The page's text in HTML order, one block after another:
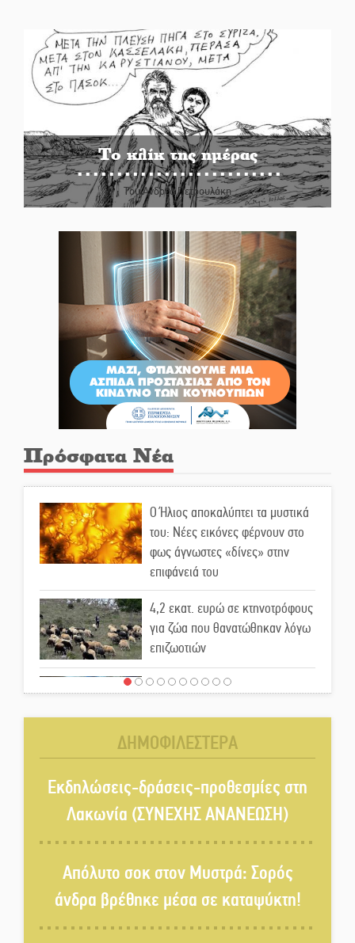
Το κλίκ της ημέρας
Του Ανδρέα Πετρουλάκη
Πρόσφατα Νέα
Ο Ήλιος αποκαλύπτει τα μυστικά
του: Νέες εικόνες φέρνουν στο
φως άγνωστες «δίνες» στην
επιφάνειά του
4,2 εκατ. ευρώ σε κτηνοτρόφους
για ζώα που θανατώθηκαν λόγω
επιζωοτιών
Η ψυχολογία της ανατροπής στο
Ένα «ταξίδι» τέχνης και
χρωμάτων στη Νεάπολη
Τα Λαγκάδια κρατούν ζωντανή
την τέχνη της πέτρας
ΔΗΜΟΦΙΛΕΣΤΕΡΑ
Εκδηλώσεις-δράσεις-προθεσμίες στη
Λακωνία (ΣΥΝΕΧΗΣ ΑΝΑΝΕΩΣΗ)
Απόλυτο σοκ στον Μυστρά: Σορός
άνδρα βρέθηκε μέσα σε καταψύκτη!